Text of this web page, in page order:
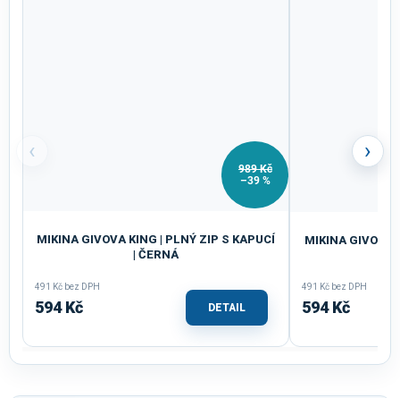
‹
989 Kč
–39 %
MIKINA GIVOVA KING | PLNÝ ZIP S KAPUCÍ
| ČERNÁ
491 Kč bez DPH
594 Kč DETAIL
MIKINA GIVOVA
491 Kč bez DPH
594 Kč
›